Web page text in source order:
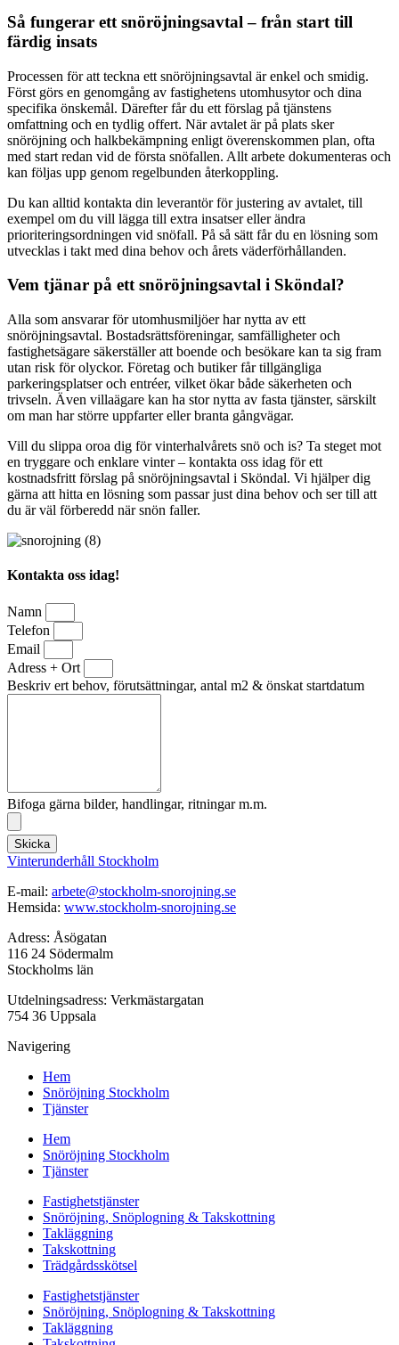
Så fungerar ett snöröjningsavtal – från start till
färdig insats
Processen för att teckna ett snöröjningsavtal är enkel och smidig.
Först görs en genomgång av fastighetens utomhusytor och dina
specifika önskemål. Därefter får du ett förslag på tjänstens
omfattning och en tydlig offert. När avtalet är på plats sker
snöröjning och halkbekämpning enligt överenskommen plan, ofta
med start redan vid de första snöfallen. Allt arbete dokumenteras och
kan följas upp genom regelbunden återkoppling.
Du kan alltid kontakta din leverantör för justering av avtalet, till
exempel om du vill lägga till extra insatser eller ändra
prioriteringsordningen vid snöfall. På så sätt får du en lösning som
utvecklas i takt med dina behov och årets väderförhållanden.
Vem tjänar på ett snöröjningsavtal i Sköndal?
Alla som ansvarar för utomhusmiljöer har nytta av ett
snöröjningsavtal. Bostadsrättsföreningar, samfälligheter och
fastighetsägare säkerställer att boende och besökare kan ta sig fram
utan risk för olyckor. Företag och butiker får tillgängliga
parkeringsplatser och entréer, vilket ökar både säkerheten och
trivseln. Även villaägare kan ha stor nytta av fasta tjänster, särskilt
om man har större uppfarter eller branta gångvägar.
Vill du slippa oroa dig för vinterhalvårets snö och is? Ta steget mot
en tryggare och enklare vinter – kontakta oss idag för ett
kostnadsfritt förslag på snöröjningsavtal i Sköndal. Vi hjälper dig
gärna att hitta en lösning som passar just dina behov och ser till att
du är väl förberedd när snön faller.
Kontakta oss idag!
Namn
Telefon
Email
Adress + Ort
Beskriv ert behov, förutsättningar, antal m2 & önskat startdatum
Bifoga gärna bilder, handlingar, ritningar m.m.
Skicka
Vinterunderhåll Stockholm
E-mail: arbete@stockholm-snorojning.se
Hemsida: www.stockholm-snorojning.se
Adress: Åsögatan
116 24 Södermalm
Stockholms län
Utdelningsadress: Verkmästargatan
754 36 Uppsala
Navigering
Hem
Snöröjning Stockholm
Tjänster
Hem
Snöröjning Stockholm
Tjänster
Fastighetstjänster
Snöröjning, Snöplogning & Takskottning
Takläggning
Takskottning
Trädgårdsskötsel
Fastighetstjänster
Snöröjning, Snöplogning & Takskottning
Takläggning